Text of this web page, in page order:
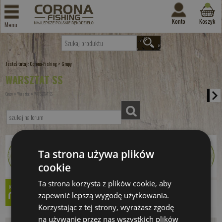
Menu Konto Koszyk
Jesteś tutaj: Corona-Fishing > Grupy
WARSZTAT SS
Grupy »Warsztat »WARSZTAT SS
Ta strona używa plików
cookie
Ta strona korzysta z plików cookie, aby
zapewnić lepszą wygodę użytkowania.
Korzystając z tej strony, wyrażasz zgodę
na używanie przez nas wszystkich plików